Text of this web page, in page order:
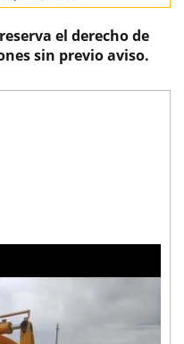
reserva el derecho de
sin previo aviso.